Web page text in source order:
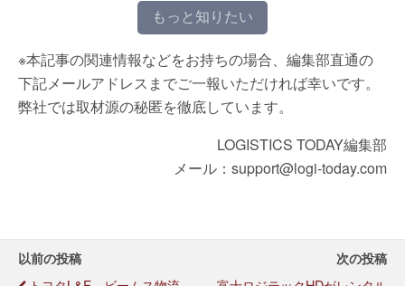
もっと知りたい
※本記事の関連情報などをお持ちの場合、編集部直通の
下記メールアドレスまでご一報いただければ幸いです。
弊社では取材源の秘匿を徹底しています。
LOGISTICS TODAY編集部
メール：support@logi-today.com
以前の投稿 次の投稿